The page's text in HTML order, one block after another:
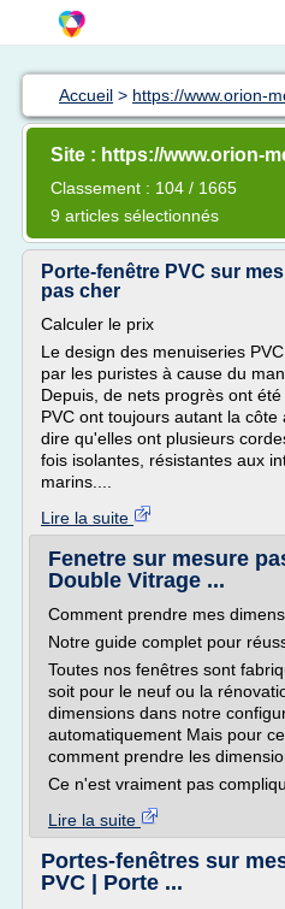
Accueil > https://www.orion-
Site : https://www.orion-
Classement : 104 / 1665
9 articles sélectionnés
Porte-fenêtre PVC sur
pas cher
Calculer le prix
Le design des menuiseries
par les puristes à cause du
Depuis, de nets progrès ont
PVC ont toujours autant la
dire qu'elles ont plusieurs
fois isolantes, résistantes aux
marins....
Lire la suite
Fenetre sur mesure
Double Vitrage ...
Comment prendre mes
Notre guide complet pour
Toutes nos fenêtres sont
soit pour le neuf ou la
dimensions dans notre
automatiquement Mais pour
comment prendre les
Ce n'est vraiment pas
Lire la suite
Portes-fenêtres sur
PVC | Porte ...